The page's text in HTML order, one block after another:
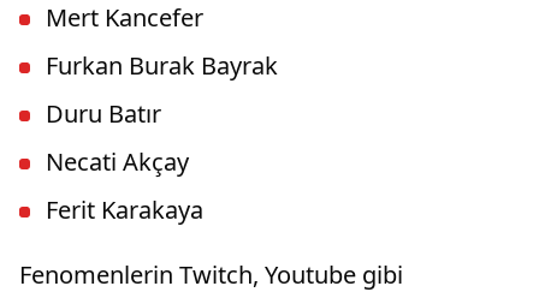
Mert Kancefer
Furkan Burak Bayrak
Duru Batır
Necati Akçay
Ferit Karakaya
Fenomenlerin Twitch, Youtube gibi